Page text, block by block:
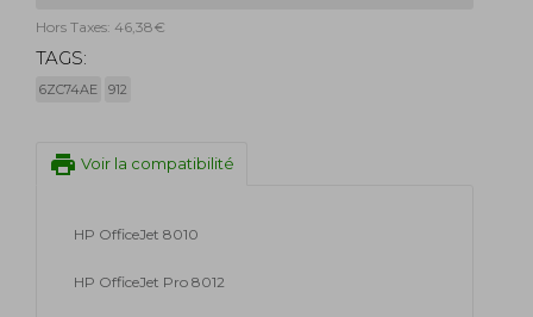
Hors Taxes: 46,38€
TAGS:
6ZC74AE 912
print Voir la compatibilité
HP OfficeJet 8010
HP OfficeJet Pro 8012